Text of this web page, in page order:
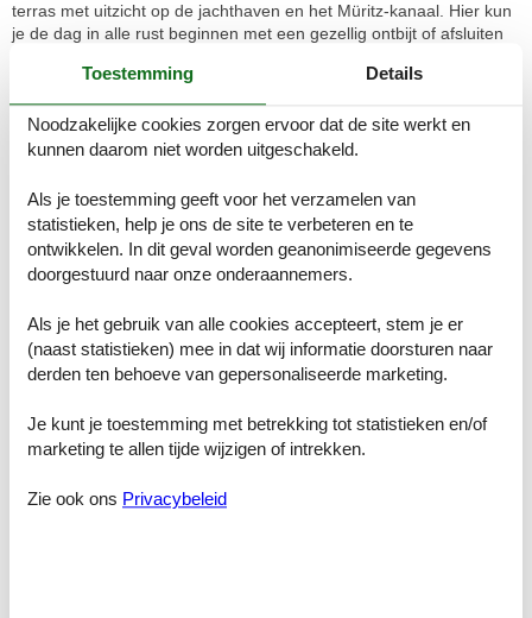
terras met uitzicht op de jachthaven en het Müritz-kanaal. Hier kun
je de dag in alle rust beginnen met een gezellig ontbijt of afsluiten
Het havendorp Müritz ligt in het hart van het Mecklenburgse
merengebied aan de prachtige oostelijke oever van het grootste
binnenmeer van Duitsland (de Müritz) met een oppervlakte van ca.
omgeving van het Nationaal Park Müritz, een paradijs voor
watersporters en natuurliefhebbers. Geniet van je vakantie tussen
water, wind en golven en kom tot rust in een ongerept
natuurlandschap. Met zijn ondiepe zandstranden, heldere water en
fiets- en wandelpaden biedt de Müritz de ideale omstandigheden
Het havendorp is zeer goed ontwikkeld met zijn jachthaven met
volledige service, het Captains Inn restaurant, de Pirat's Bar en zijn
een ezelboerderij, verschillende kastelen en landhuizen, een
klimbos en waterski- en kitesurfroutes langs het water. Als het
slecht weer wordt, is er een thermaalbad met een waterglijbaan en
Kamerindeling
Toestemming Details
Noodzakelijke cookies zorgen ervoor dat de site werkt en
kunnen daarom niet worden uitgeschakeld.
Als je toestemming geeft voor het verzamelen van
statistieken, help je ons de site te verbeteren en te
ontwikkelen. In dit geval worden geanonimiseerde gegevens
doorgestuurd naar onze onderaannemers.
Als je het gebruik van alle cookies accepteert, stem je er
(naast statistieken) mee in dat wij informatie doorsturen naar
derden ten behoeve van gepersonaliseerde marketing.
Je kunt je toestemming met betrekking tot statistieken en/of
marketing te allen tijde wijzigen of intrekken.
Zie ook ons Privacybeleid